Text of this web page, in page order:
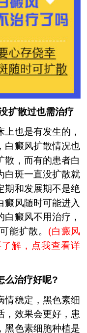
散过也需治疗
也是有发生的，
白癜风扩散情况也
散，而有的患者白
白斑一直没扩散就
期和发展期不是绝
癜风随时可能进入
癜风不用治疗，
能扩散。 (白癜风
解，点我查看详
治疗好呢?
稳定，黑色素细
，效果会更好，患
黑色素细胞种植是